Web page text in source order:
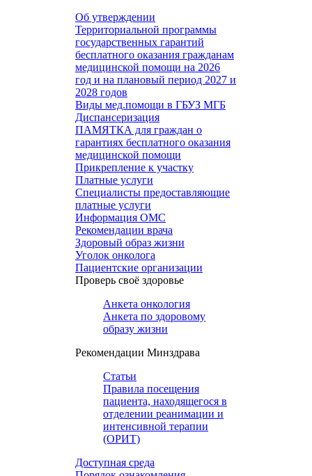
Об утверждении
Территориальной программы
государственных гарантий
бесплатного оказания гражданам
медицинской помощи на 2026
год и на плановый период 2027 и
2028 годов
Виды мед.помощи в ГБУЗ МГБ
Диспансеризация
ПАМЯТКА для граждан о
гарантиях бесплатного оказания
медицинской помощи
Прикрепление к участку
Платные услуги
Специалисты предоставляющие
платные услуги
Информация ОМС
Рекомендации врача
Здоровый образ жизни
Уголок онколога
Пациентские организации
Проверь своё здоровье
Анкета онкология
Анкета по здоровому
образу жизни
Рекомендации Минздрава
Статьи
Правила посещения
пациента, находящегося в
отделении реанимации и
интенсивной терапии
(ОРИТ)
Доступная среда